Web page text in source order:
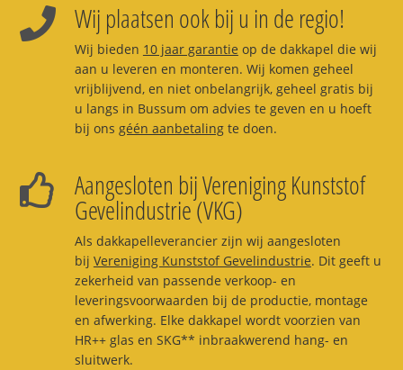
Wij plaatsen ook bij u in de regio!
Wij bieden 10 jaar garantie op de dakkapel die wij
aan u leveren en monteren. Wij komen geheel
vrijblijvend, en niet onbelangrijk, geheel gratis bij
u langs in Bussum om advies te geven en u hoeft
bij ons géén aanbetalingte doen.
Aangesloten bij Vereniging Kunststof
Gevelindustrie (VKG)
Als dakkapelleverancier zijn wij aangesloten
bij Vereniging Kunststof Gevelindustrie. Dit geeft u
zekerheid van passende verkoop- en
leveringsvoorwaarden bij de productie, montage
en afwerking. Elke dakkapel wordt voorzien van
HR++ glas en SKG** inbraakwerend hang- en
sluitwerk.